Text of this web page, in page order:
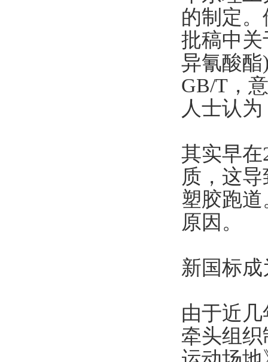
的制定
批稿中
异氰酸
GB/T，
人士认
其实早在
质，这
塑胶跑
原因。
新国标
由于近
牵头组